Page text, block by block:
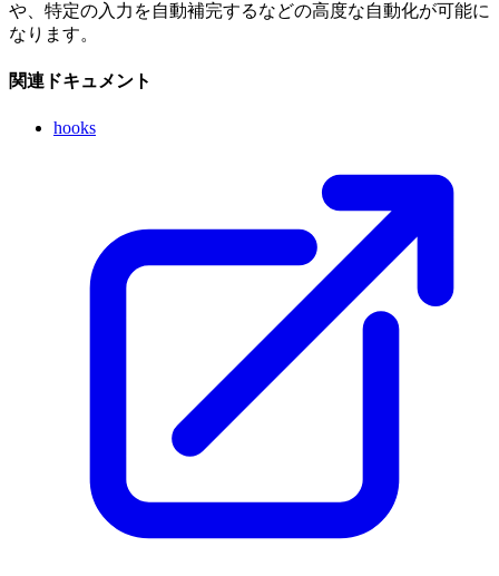
や、特定の入力を自動補完するなどの高度な自動化が可能に
なります。
関連ドキュメント
hooks